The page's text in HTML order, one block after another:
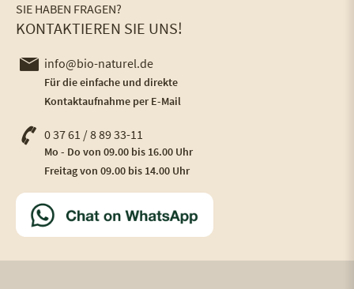
SIE HABEN FRAGEN?
KONTAKTIEREN SIE UNS!
info@bio-naturel.de
Für die einfache und direkte
Kontaktaufnahme per E-Mail
0 37 61 / 8 89 33-11
Mo - Do von 09.00 bis 16.00 Uhr
Freitag von 09.00 bis 14.00 Uhr